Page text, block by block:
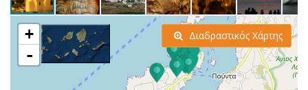
+
-
Διαδραστικός Χάρτης